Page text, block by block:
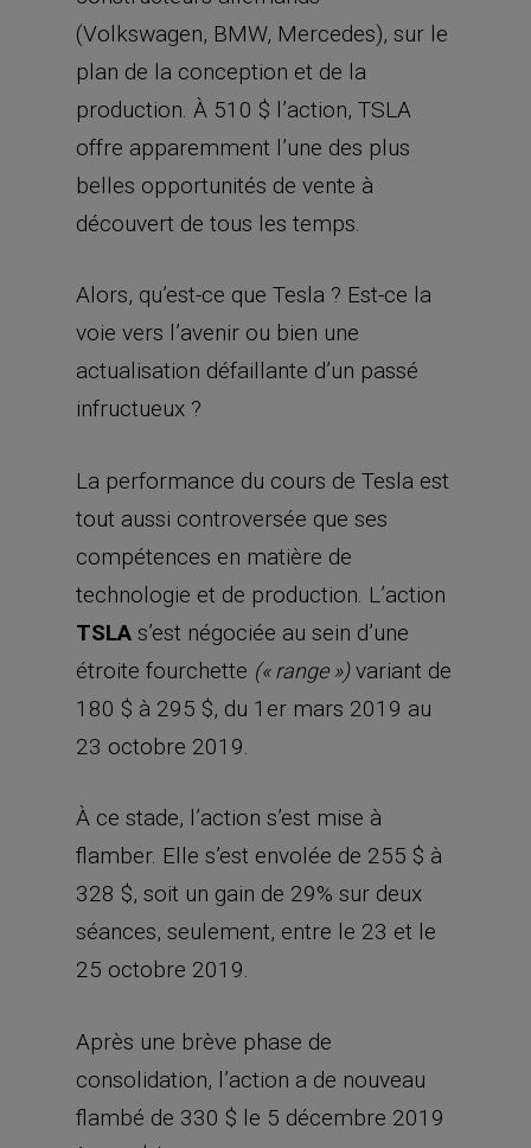
Alors, qu’est-ce que Tesla ? Est-ce la
voie vers l’avenir ou bien une
actualisation défaillante d’un passé
infructueux ?
La performance du cours de Tesla est
compétences en matière de
technologie et de production. L’action
TSLAs’est négociée au sein d’une
étroite fourchette
23 octobre 2019.
À ce stade, l’action s’est mise à
flamber. Elle s’est envolée de 255 $ à
328 $, soit un gain de 29% sur deux
séances, seulement, entre le 23 et le
25 octobre 2019.
consolidation, l’action a de nouveau
flambé de 330 $ le 5 décembre 2019
à 492 $ le 8 janvier 2020, soit un gain
de 49% en un mois seulement. Les
mouvements du cours, le mois
hyperboliques.
Ce type de mouvement peut tout à fait